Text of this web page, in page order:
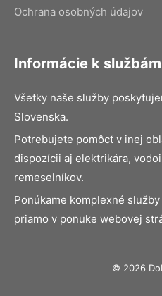
Ochrana osobných údajov
Informácie k službám
Všetky naše služby
Slovenska.
Potrebujete pomôcť v inej
dispozícii aj elektrikára,
remeselníkov.
Ponúkame komplexné
priamo v ponuke webovej
© 2026